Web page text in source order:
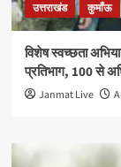
उत्तराखंड कुमाँऊ
विशेष स्वच्छता
प्रतिभाग, 100 से
Janmat Live